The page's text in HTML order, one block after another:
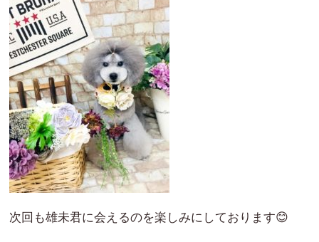
次回も雄未君に会えるのを楽しみにしております😊